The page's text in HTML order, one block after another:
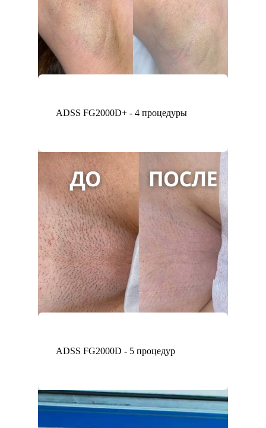
ADSS FG2000D+ - 4 процедуры
ADSS FG2000D - 5 процедур